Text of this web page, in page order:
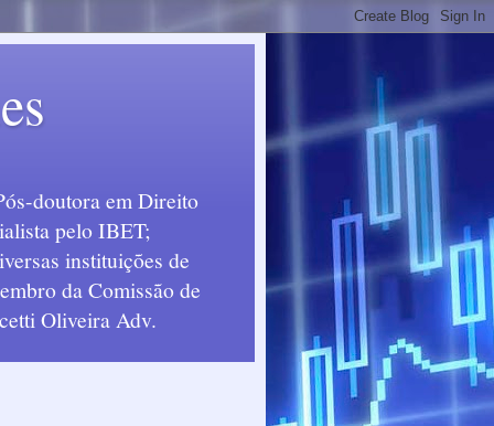
doutora em Direito
pelo IBET;
instituições de
da Comissão de
Oliveira Adv.